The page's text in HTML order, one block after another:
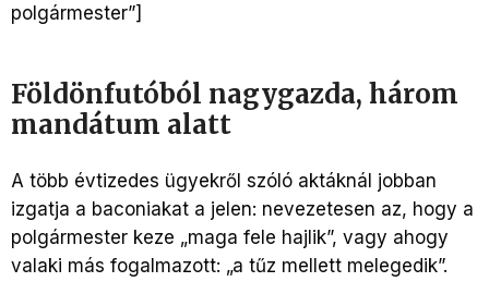
polgármester”]
Földönfutóból nagygazda, három
mandátum alatt
A több évtizedes ügyekről szóló aktáknál jobban
izgatja a baconiakat a jelen: nevezetesen az, hogy a
polgármester keze „maga fele hajlik”, vagy ahogy
valaki más fogalmazott: „a tűz mellett melegedik”.